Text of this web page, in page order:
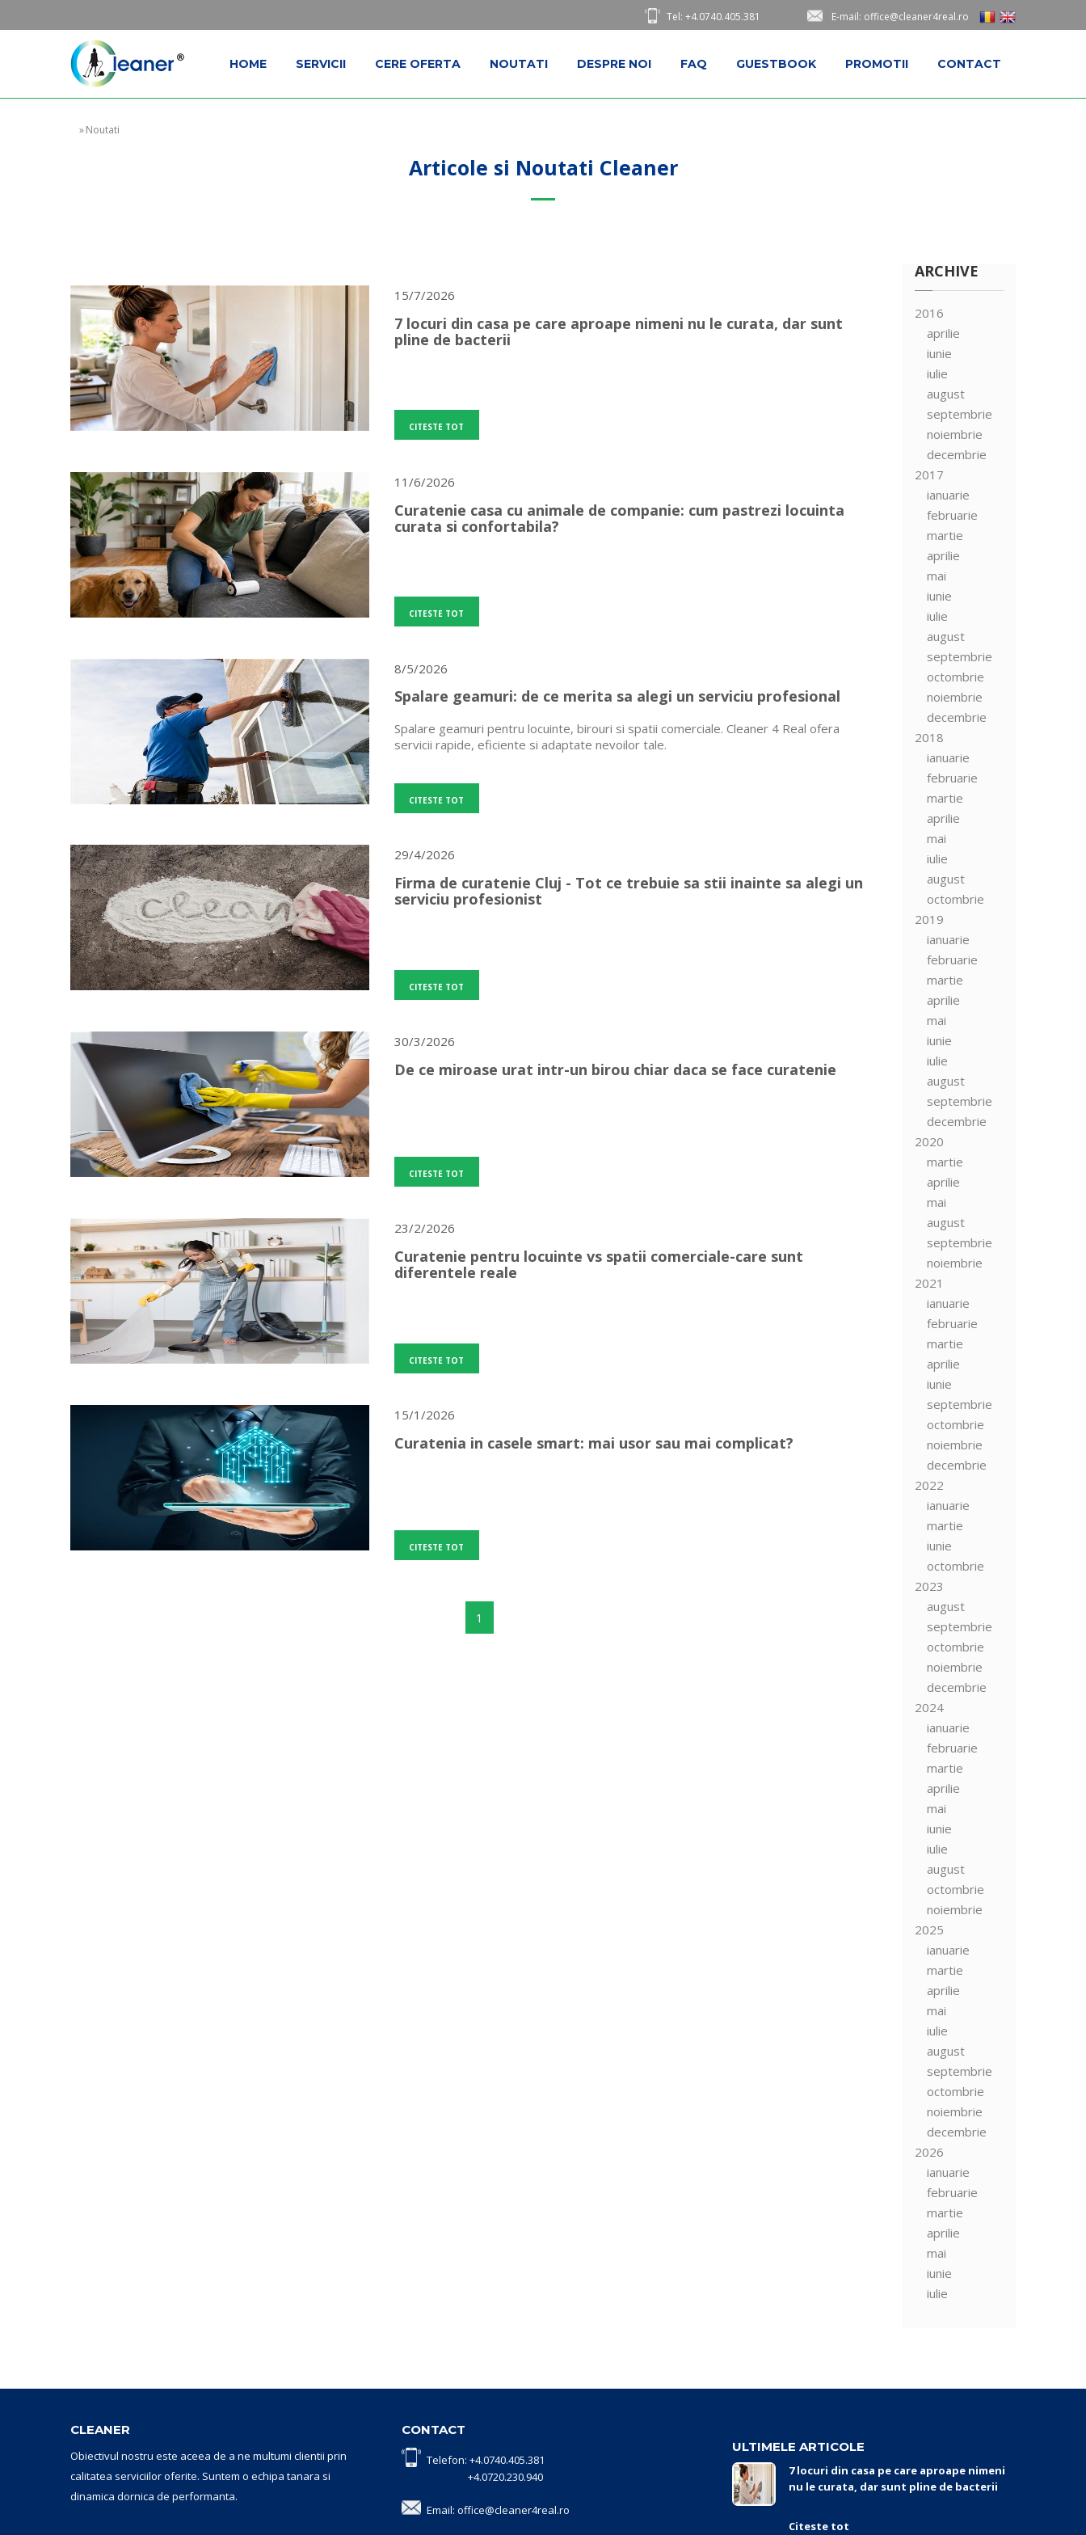
Tel: +4.0740.405.381 E-mail: office@cleaner4real.ro
HOME SERVICII CERE OFERTA NOUTATI DESPRE NOI FAQ GUESTBOOK PROMOTII CONTACT
»Noutati
Articole si Noutati Cleaner
15/7/2026
7 locuri din casa pe care aproape nimeni nu le curata, dar sunt
pline de bacterii
CITESTE TOT
11/6/2026
Curatenie casa cu animale de companie: cum pastrezi locuinta
curata si confortabila?
CITESTE TOT
8/5/2026
Spalare geamuri: de ce merita sa alegi un serviciu profesional
Spalare geamuri pentru locuinte, birouri si spatii comerciale. Cleaner 4 Real ofera
servicii rapide, eficiente si adaptate nevoilor tale.
CITESTE TOT
29/4/2026
Firma de curatenie Cluj - Tot ce trebuie sa stii inainte sa alegi un
serviciu profesionist
CITESTE TOT
30/3/2026
De ce miroase urat intr-un birou chiar daca se face curatenie
CITESTE TOT
23/2/2026
Curatenie pentru locuinte vs spatii comerciale-care sunt
diferentele reale
CITESTE TOT
15/1/2026
Curatenia in casele smart: mai usor sau mai complicat?
CITESTE TOT
1
ARCHIVE
2016
aprilie
iunie
iulie
august
septembrie
noiembrie
decembrie
2017
ianuarie
februarie
martie
aprilie
mai
iunie
iulie
august
septembrie
octombrie
noiembrie
decembrie
2018
ianuarie
februarie
martie
aprilie
mai
iulie
august
octombrie
2019
ianuarie
februarie
martie
aprilie
mai
iunie
iulie
august
septembrie
decembrie
2020
martie
aprilie
mai
august
septembrie
noiembrie
2021
ianuarie
februarie
martie
aprilie
iunie
septembrie
octombrie
noiembrie
decembrie
2022
ianuarie
martie
iunie
octombrie
2023
august
septembrie
octombrie
noiembrie
decembrie
2024
ianuarie
februarie
martie
aprilie
mai
iunie
iulie
august
octombrie
noiembrie
2025
ianuarie
martie
aprilie
mai
iulie
august
septembrie
octombrie
noiembrie
decembrie
2026
ianuarie
februarie
martie
aprilie
mai
iunie
iulie
CLEANER
Obiectivul nostru este aceea de a ne multumi clientii prin
calitatea serviciilor oferite. Suntem o echipa tanara si
dinamica dornica de performanta.
CONTACT
Telefon: +4.0740.405.381
+4.0720.230.940
Email: office@cleaner4real.ro
ULTIMELE ARTICOLE
7 locuri din casa pe care aproape nimeni
nu le curata, dar sunt pline de bacterii
Citeste tot